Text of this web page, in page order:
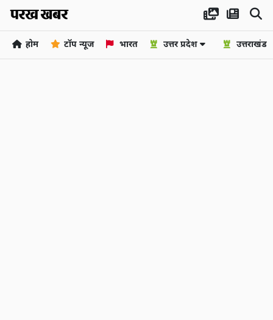
होम टॉप न्यूज भारत उत्तर प्रदेश उत्तराखंड